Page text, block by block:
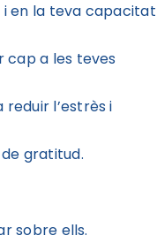
i en la teva capacitat
cap a les teves
l’estrès i
gratitud.
sobre ells.